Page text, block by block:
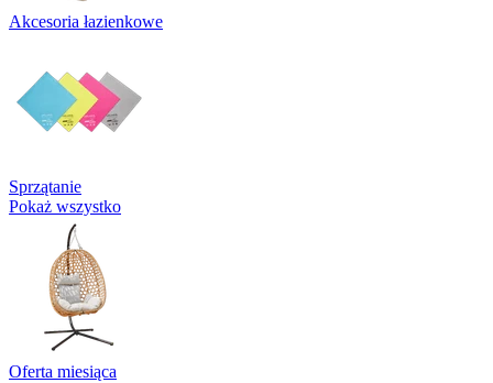
Akcesoria łazienkowe
Sprzątanie
Pokaż wszystko
Oferta miesiąca